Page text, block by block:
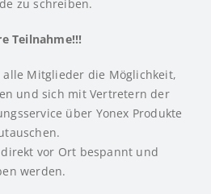
zu schreiben.
Teilnahme!!!
Mitglieder die Möglichkeit,
und sich mit Vertretern der
über Yonex Produkte
vor Ort bespannt und
werden.